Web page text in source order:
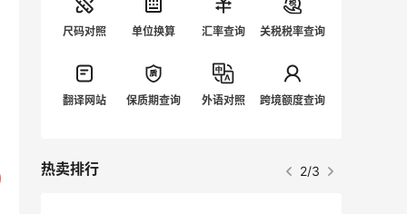
尺码对照 单位换算 汇率查询 关税税率查询
翻译网站 保质期查询 外语对照 跨境额度查询
热卖排行 2/3